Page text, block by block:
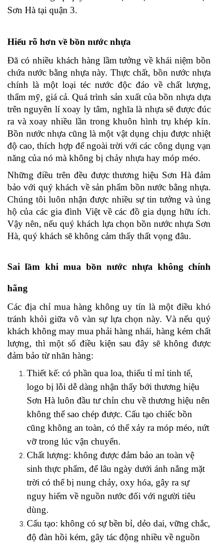
Sơn Hà tại quận 3.
Hiểu rõ hơn về bồn nước nhựa
Đã có nhiều khách hàng lầm tưởng về khái niệm bồn
chứa nước bằng nhựa này. Thực chất, bồn nước nhựa
chính là một loại téc nước độc đáo về chất lượng,
thẩm mỹ, giá cả. Quá trình sản xuất của bồn nhựa dựa
trên nguyên lí xoay ly tâm, nghĩa là nhựa sẽ được đúc
ra và xoay nhiều lần trong khuôn hình trụ khép kín.
Bồn nước nhựa cũng là một vật dụng chịu được nhiệt
độ cao, thích hợp để ngoài trời với các công dụng vạn
năng của nó mà không bị chảy nhựa hay móp méo.
Những điều trên đều được thương hiệu Sơn Hà đảm
bảo với quý khách về sản phẩm bồn nước bằng nhựa.
Chúng tôi luôn nhận được nhiều sự tin tưởng và ủng
hộ của các gia đình Việt về các đồ gia dụng hữu ích.
Vậy nên, nếu quý khách lựa chọn bồn nước nhựa Sơn
Hà, quý khách sẽ không cảm thấy thất vọng đâu.
Sai lầm khi mua bồn nước nhựa không chính
hãng
Các địa chỉ mua hàng không uy tín là một điều khó
tránh khỏi giữa vô vàn sự lựa chọn này. Và nếu quý
khách không may mua phải hàng nhái, hàng kém chất
lượng, thì một số điều kiện sau đây sẽ không được
đảm bảo từ nhãn hàng:
Thiết kế: có phần qua loa, thiếu tỉ mỉ tinh tế,
logo bị lỗi dễ dàng nhận thấy bới thương hiệu
Sơn Hà luôn đầu tư chỉn chu về thương hiệu nên
không thể sao chép được. Cấu tạo chiếc bồn
cũng không an toàn, có thể xảy ra móp méo, nứt
vỡ trong lúc vận chuyển.
Chất lượng: không được đảm bảo an toàn vệ
sinh thực phẩm, để lâu ngày dưới ánh nắng mặt
trời có thể bị nung chảy, oxy hóa, gây ra sự
nguy hiểm về nguồn nước đối với người tiêu
dùng.
Cấu tạo: không có sự bền bỉ, dẻo dai, vững chắc,
độ đàn hồi kém, gây tác động nhiều về nguồn